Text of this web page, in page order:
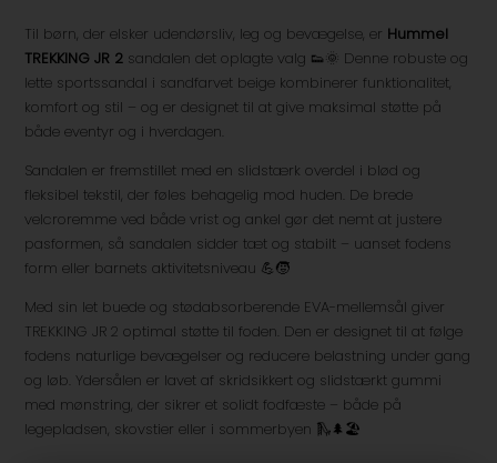
Til børn, der elsker udendørsliv, leg og bevægelse, er Hummel
TREKKING JR 2 sandalen det oplagte valg 👟🌞 Denne robuste og
lette sportssandal i sandfarvet beige kombinerer funktionalitet,
komfort og stil – og er designet til at give maksimal støtte på
både eventyr og i hverdagen.
Sandalen er fremstillet med en slidstærk overdel i blød og
fleksibel tekstil, der føles behagelig mod huden. De brede
velcroremme ved både vrist og ankel gør det nemt at justere
pasformen, så sandalen sidder tæt og stabilt – uanset fodens
form eller barnets aktivitetsniveau 💪🧒
Med sin let buede og stødabsorberende EVA-mellemsål giver
TREKKING JR 2 optimal støtte til foden. Den er designet til at følge
fodens naturlige bevægelser og reducere belastning under gang
og løb. Ydersålen er lavet af skridsikkert og slidstærkt gummi
med mønstring, der sikrer et solidt fodfæste – både på
legepladsen, skovstier eller i sommerbyen 🛝🌲🏖️